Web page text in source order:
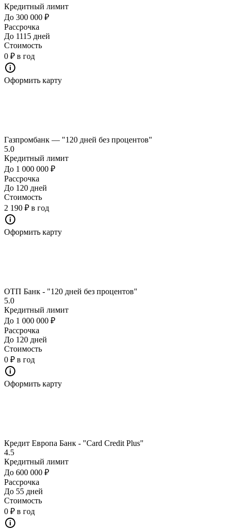
Кредитный лимит
До 300 000 ₽
Рассрочка
До 1115 дней
Стоимость
0 ₽ в год
Оформить карту
Газпромбанк — "120 дней без процентов"
5.0
Кредитный лимит
До 1 000 000 ₽
Рассрочка
До 120 дней
Стоимость
2 190 ₽ в год
Оформить карту
ОТП Банк - "120 дней без процентов"
5.0
Кредитный лимит
До 1 000 000 ₽
Рассрочка
До 120 дней
Стоимость
0 ₽ в год
Оформить карту
Кредит Европа Банк - "Card Credit Plus"
4.5
Кредитный лимит
До 600 000 ₽
Рассрочка
До 55 дней
Стоимость
0 ₽ в год